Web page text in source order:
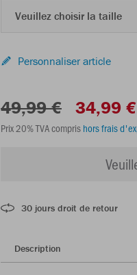
Veuillez choisir la taille
Personnaliser article
49,99 € 34,99 €
Prix 20% TVA compris hors frais
30 jours droit de retour
Description